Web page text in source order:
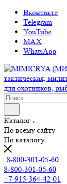
Вконтакте
Telegram
YouTube
MAX
WhatsApp
Каталог
По всему сайту
По каталогу
8-800-301-05-60
8-800-301-05-60
+7-915-364-42-01